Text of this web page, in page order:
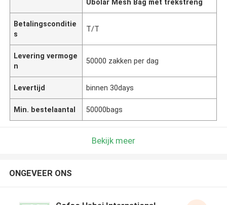
Ubolar Mesh Bag met trekstreng
Betalingsconditie
s
T/T
Levering vermoge
n
50000 zakken per dag
Levertijd binnen 30days
Min. bestelaantal 50000bags
Bekijk meer
ONGEVEER ONS